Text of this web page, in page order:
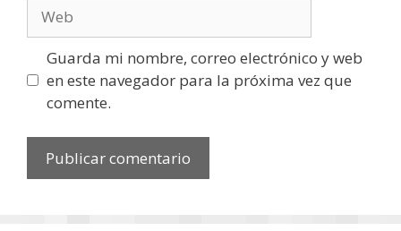
Guarda mi nombre, correo electrónico y web
en este navegador para la próxima vez que
comente.